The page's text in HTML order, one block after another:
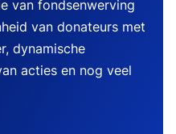
van fondsenwerving
van donateurs met
dynamische
acties en nog veel